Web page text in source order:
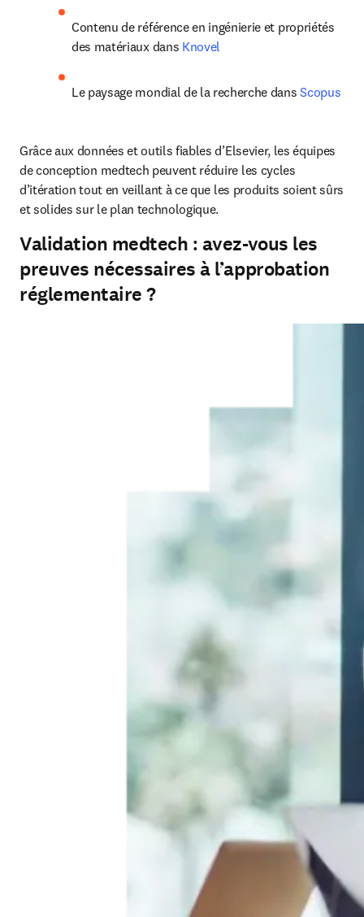
Contenu de référence en ingénierie et propriétés
des matériaux dans Knovel
Le paysage mondial de la recherche dans Scopus
Grâce aux données et outils fiables d’Elsevier, les équipes
de conception medtech peuvent réduire les cycles
d’itération tout en veillant à ce que les produits soient sûrs
et solides sur le plan technologique.
Validation medtech : avez-vous les
preuves nécessaires à l’approbation
réglementaire ?